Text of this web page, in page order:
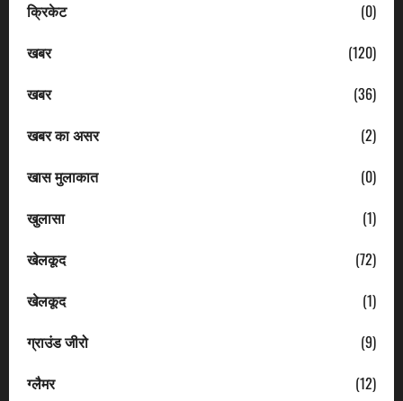
क्रिकेट
(0)
खबर
(120)
खबर
(36)
खबर का असर
(2)
खास मुलाकात
(0)
खुलासा
(1)
खेलकूद
(72)
खेलकूद
(1)
ग्राउंड जीरो
(9)
ग्लैमर
(12)